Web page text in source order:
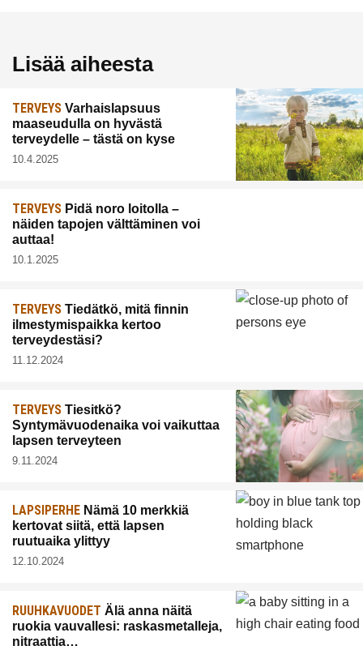
Lisää aiheesta
TERVEYS Varhaislapsuus
maaseudulla on hyvästä
terveydelle – tästä on kyse
10.4.2025
TERVEYS Pidä noro loitolla –
näiden tapojen välttäminen voi
auttaa!
10.1.2025
TERVEYS Tiedätkö, mitä finnin
ilmestymispaikka kertoo
terveydestäsi?
11.12.2024
TERVEYS Tiesitkö?
Syntymävuodenaika voi vaikuttaa
lapsen terveyteen
9.11.2024
LAPSIPERHE Nämä 10 merkkiä
kertovat siitä, että lapsen
ruutuaika ylittyy
12.10.2024
RUUHKAVUODET Älä anna näitä
ruokia vauvallesi: raskasmetalleja,
nitraattia…